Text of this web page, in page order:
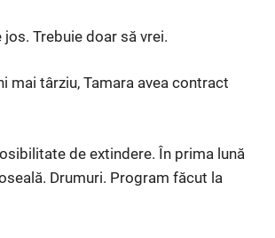
Trebuie doar să vrei.
mai târziu, Tamara avea contract
de extindere. În prima lună
Drumuri. Program făcut la